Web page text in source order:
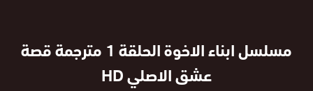
مسلسل ابناء الاخوة الحلقة 1 مترجمة قصة
عشق الاصلي HD